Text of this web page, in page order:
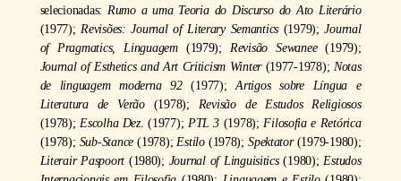
selecionadas: Rumo a uma Teoria do Discurso do Ato Literário
(1977); Revisões: Journal of Literary Semantics (1979);Journal
of Pragmatics, Linguagem(1979); Revisão Sewanee(1979);
Journal of Esthetics and Art Criticism Winter(1977-1978); Notas
de linguagem moderna 92(1977);Artigos sobre Língua e
Literatura de Verão(1978); Revisão de Estudos Religiosos
(1978); Escolha Dez. (1977); PTL 3 (1978); Filosofia e Retórica
(1978); Sub-Stance (1978); Estilo(1978);Spektator(1979-1980);
Literair Paspoort(1980); Journal of Linguisitics(1980); Estudos